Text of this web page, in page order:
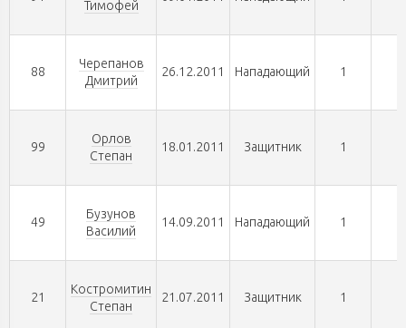
Тимофей
88
Черепанов
Дмитрий
26.12.2011 Нападающий 1
99
Орлов
Степан
18.01.2011 Защитник 1
49
Бузунов
Василий
14.09.2011 Нападающий 1
21
Костромитин
Степан
21.07.2011 Защитник 1